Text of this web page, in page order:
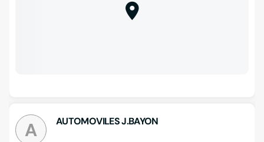
A AUTOMOVILES J.BAYON